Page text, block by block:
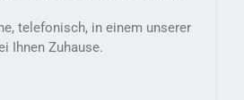
telefonisch, in einem unserer
Ihnen Zuhause.